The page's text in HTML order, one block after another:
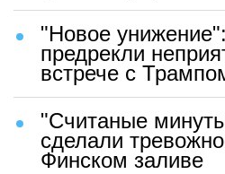
"Новое
предрекли
встрече с
"Считаные
сделали
Финском заливе